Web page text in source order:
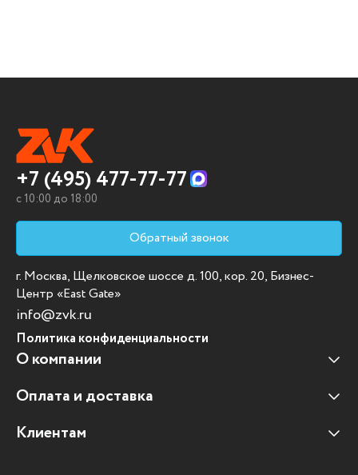
+7 (495) 477-77-77
c 10:00 до 18:00
Обратный звонок
г. Москва, Щелковское шоссе д. 100, кор. 20, Бизнес-
Центр «East Gate»
info@zvk.ru
Политика конфиденциальности
О компании
Наши клиенты
Отзывы клиентов
Оплата и доставка
Оплата и доставка
Клиентам